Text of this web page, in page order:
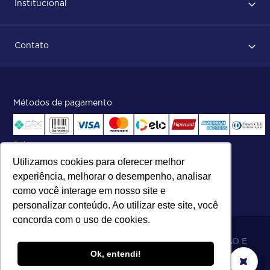
Utilizamos cookies para oferecer melhor
experiência, melhorar o desempenho, analisar
como você interage em nosso site e
personalizar conteúdo. Ao utilizar este site, você
concorda com o uso de cookies.
Ok, entendi!
Após conclusão do pedido
Status do pedido e acompanhamento da entrega
Institucional
ISO
Contato
Central de atendimento:
Telefone:(27) 2121-9000
Segunda a Sexta das 8h às 17h30
Métodos de pagamento
Selos
06.698.001/0002-19 - MB 5 COMÉRCIO IMPORTAÇÃO E
EXPORTAÇÃO LTDA - SOARES ATACADO DISTRIBUIDOR.